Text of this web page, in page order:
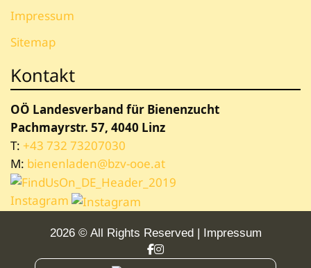
Impressum
Sitemap
Kontakt
OÖ Landesverband für Bienenzucht
Pachmayrstr. 57, 4040 Linz
T: +43 732 73207030
M: bienenladen@bzv-ooe.at
Instagram
2026 © All Rights Reserved Impressum